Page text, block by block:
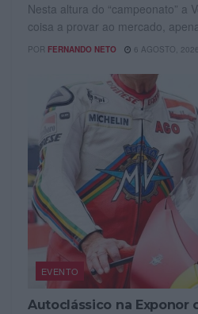
Nesta altura do “campeonato” a
coisa a provar ao mercado,
POR FERNANDO NETO 6 AGOSTO, 2026
EVENTO
Autoclássico na Exponor